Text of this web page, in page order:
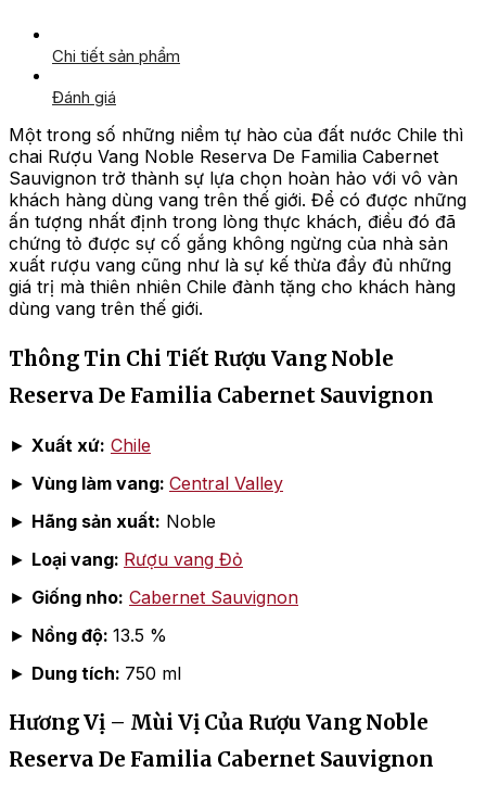
Chi tiết sản phẩm
Đánh giá
Một trong số những niềm tự hào của đất nước Chile thì
chai Rượu Vang Noble Reserva De Familia Cabernet
Sauvignon trở thành sự lựa chọn hoàn hảo với vô vàn
khách hàng dùng vang trên thế giới. Để có được những
ấn tượng nhất định trong lòng thực khách, điều đó đã
chứng tỏ được sự cố gắng không ngừng của nhà sản
xuất rượu vang cũng như là sự kế thừa đầy đủ những
giá trị mà thiên nhiên Chile đành tặng cho khách hàng
dùng vang trên thế giới.
Thông Tin Chi Tiết Rượu Vang Noble
Reserva De Familia Cabernet Sauvignon
► Xuất xứ: Chile
► Vùng làm vang: Central Valley
► Hãng sản xuất: Noble
► Loại vang: Rượu vang Đỏ
► Giống nho: Cabernet Sauvignon
► Nồng độ: 13.5 %
► Dung tích: 750 ml
Hương Vị – Mùi Vị Của Rượu Vang Noble
Reserva De Familia Cabernet Sauvignon